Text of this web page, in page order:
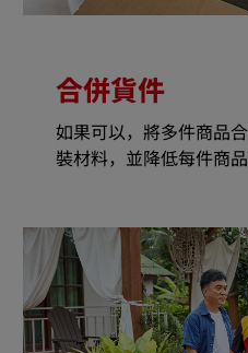
合併貨件
如果可以，將多件商品
裝材料，並降低每件商品